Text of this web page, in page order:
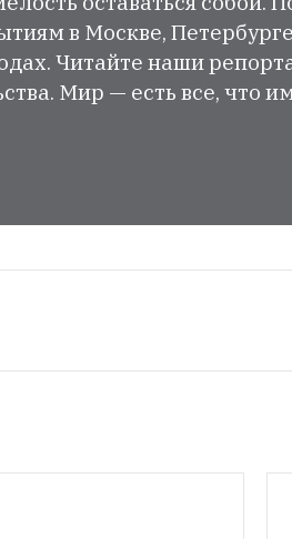
в Москве,
Читайте наши
Мир — есть все, что